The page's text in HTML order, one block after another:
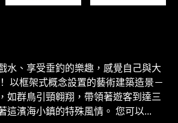
水、享受垂釣的樂趣，感覺自己與大
以框架式概念設置的藝術建築造景－
如群鳥引頸翱翔，帶領著遊客到達三
這濱海小鎮的特殊風情。 您可以...